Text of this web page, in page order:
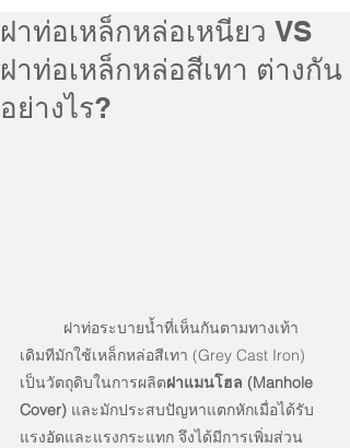
ฝาท่อเหล็กหล่อเหนียว VS
ฝาท่อเหล็กหล่อสีเทา ต่างกัน
อย่างไร?
ฝาท่อระบายน้ำที่เห็นกันตามทางเท้า
เดิมทีมักใช้เหล็กหล่อสีเทา (Grey Cast Iron)
เป็นวัตถุดิบในการผลิตฝาแมนโฮล (Manhole
Cover) และมักประสบปัญหาแตกหักเมื่อได้รับ
แรงอัดและแรงกระแทก จึงได้มีการเพิ่มส่วน